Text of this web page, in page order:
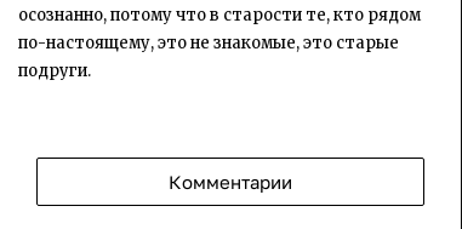
осознанно, потому что в старости те, кто рядом
по-настоящему, это не знакомые, это старые
подруги.
Комментарии